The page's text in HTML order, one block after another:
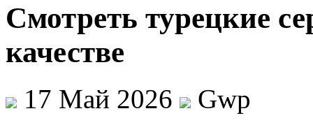
Смотреть турецкие
качестве
17 Май 2026
Gwp